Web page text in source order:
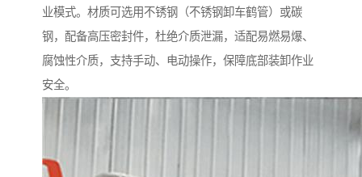
业模式。材质可选用不锈钢（不锈钢卸车鹤管）或碳
钢，配备高压密封件，杜绝介质泄漏，适配易燃易爆、
腐蚀性介质，支持手动、电动操作，保障底部装卸作业
安全。